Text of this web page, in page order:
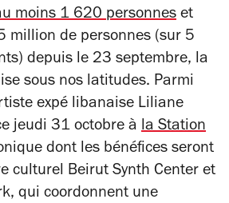
moins 1 620 personnes et
million de personnes (sur 5
depuis le 23 septembre, la
sous nos latitudes. Parmi
expé libanaise Liliane
jeudi 31 octobre à la Station
dont les bénéfices seront
culturel Beirut Synth Center et
qui coordonnent une